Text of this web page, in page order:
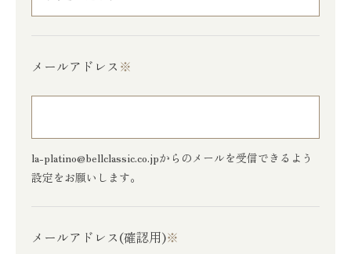
メールアドレス ※
la-platino@bellclassic.co.jpからのメールを受信できるよう
設定をお願いします。
メールアドレス(確認用)※